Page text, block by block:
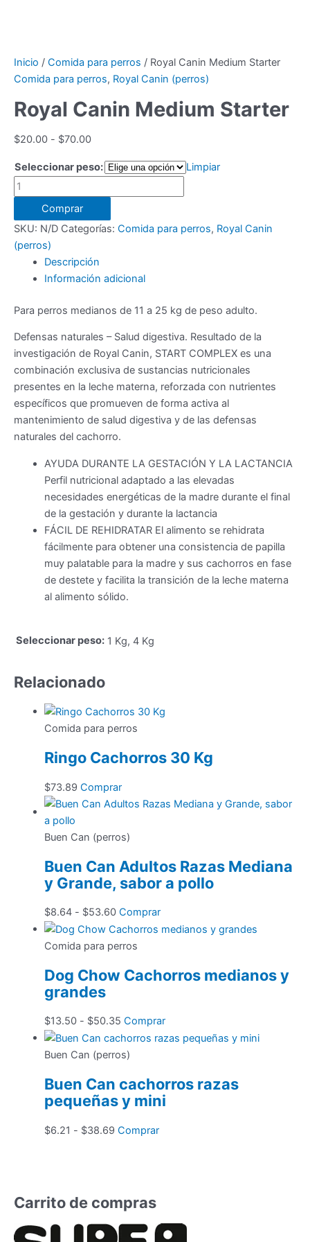
Inicio / Comida para perros / Royal Canin Medium Starter
Comida para perros, Royal Canin (perros)
Royal Canin Medium Starter
$20.00 - $70.00Rango
precios:
hasta
Seleccionar peso:
Limpiar
Royal
Canin
Medium
Starter
cantidad
Comprar
SKU: N/D Categorías: Comida para perros, Royal Canin
(perros)
Descripción
Información adicional
Para perros medianos de 11 a 25 kg de peso adulto.
Defensas naturales – Salud digestiva. Resultado de la
investigación de Royal Canin, START COMPLEX es una
combinación exclusiva de sustancias nutricionales
presentes en la leche materna, reforzada con nutrientes
específicos que promueven de forma activa al
mantenimiento de salud digestiva y de las defensas
naturales del cachorro.
AYUDA DURANTE LA GESTACIÓN Y LA LACTANCIA
Perfil nutricional adaptado a las elevadas
necesidades energéticas de la madre durante el final
de la gestación y durante la lactancia
FÁCIL DE REHIDRATAR El alimento se rehidrata
fácilmente para obtener una consistencia de papilla
muy palatable para la madre y sus cachorros en fase
de destete y facilita la transición de la leche materna
al alimento sólido.
Seleccionar peso: 1 Kg, 4 Kg
Relacionado
Comida para perros
Ringo Cachorros 30 Kg
$73.89 Comprar
Buen Can (perros)
Buen Can Adultos Razas Mediana
y Grande, sabor a pollo
$8.64 - $53.60Rango
de
precios:
$8.64
ComprarEste
producto
variantes.
se
pueden
la
Comida para perros
Dog Chow Cachorros medianos y
grandes
$13.50 - $50.35Rango
de
precios:
$13.50
hasta
ComprarEste
producto
variantes.
Las
de
Buen Can (perros)
Buen Can cachorros razas
pequeñas y mini
$6.21 - $38.69Rango
hasta
$38.69
ComprarEste
opciones
Carrito de compras